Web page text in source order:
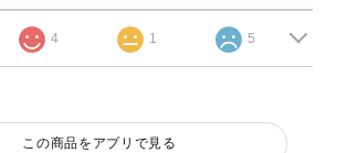
4 1 5
この商品をアプリで見る